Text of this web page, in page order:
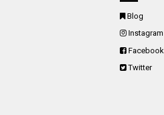
Blog
Instagram
Facebook
Twitter